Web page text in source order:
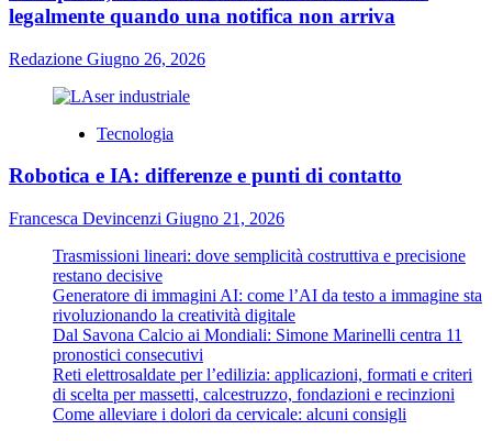
legalmente quando una notifica non arriva
Redazione Giugno 26, 2026
Tecnologia
Robotica e IA: differenze e punti di contatto
Francesca Devincenzi Giugno 21, 2026
Trasmissioni lineari: dove semplicità costruttiva e precisione
restano decisive
Generatore di immagini AI: come l’AI da testo a immagine sta
rivoluzionando la creatività digitale
Dal Savona Calcio ai Mondiali: Simone Marinelli centra 11
pronostici consecutivi
Reti elettrosaldate per l’edilizia: applicazioni, formati e criteri
di scelta per massetti, calcestruzzo, fondazioni e recinzioni
Come alleviare i dolori da cervicale: alcuni consigli